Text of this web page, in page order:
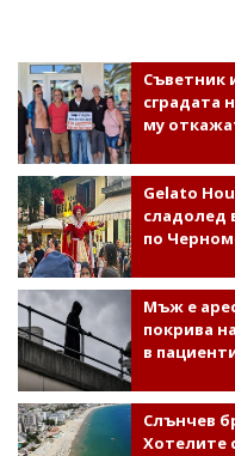
Съветник
сградата
му
Gelato
сладолед
по
Мъж е
покрива
в
Слънчев
Хотелите